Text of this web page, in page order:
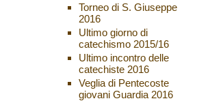
Torneo di S. Giuseppe
2016
Ultimo giorno di
catechismo 2015/16
Ultimo incontro delle
catechiste 2016
Veglia di Pentecoste
giovani Guardia 2016